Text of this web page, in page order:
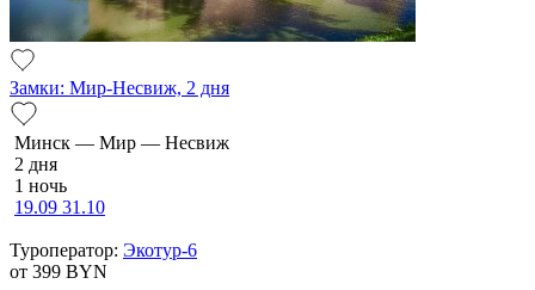
Замки: Мир-Несвиж, 2 дня
Минск — Мир — Несвиж
2 дня
1 ночь
19.09 31.10
Туроператор: Экотур-6
от 399 BYN